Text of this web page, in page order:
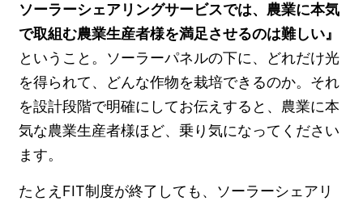
ソーラーシェアリングサービスでは、農業に本気
で取組む農業生産者様を満足させるのは難しい』
ということ。ソーラーパネルの下に、どれだけ光
を得られて、どんな作物を栽培できるのか。それ
を設計段階で明確にしてお伝えすると、農業に本
気な農業生産者様ほど、乗り気になってください
ます。
たとえFIT制度が終了しても、ソーラーシェアリ